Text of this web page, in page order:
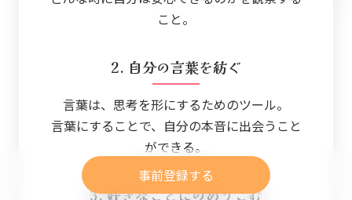
こと。
2. 自分の言葉を紡ぐ
言葉は、思考を形にするためのツール。
言葉にすることで、自分の本音に出会うこと
ができる。
3. 好きなことにのめりこむ
事前登録する